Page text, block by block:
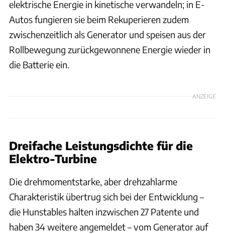
elektrische Energie in kinetische verwandeln; in E-
Autos fungieren sie beim Rekuperieren zudem
zwischenzeitlich als Generator und speisen aus der
Rollbewegung zurückgewonnene Energie wieder in
die Batterie ein.
ANZEIGE
Dreifache Leistungsdichte für die
Elektro-Turbine
Die drehmomentstarke, aber drehzahlarme
Charakteristik übertrug sich bei der Entwicklung –
die Hunstables halten inzwischen 27 Patente und
haben 34 weitere angemeldet – vom Generator auf